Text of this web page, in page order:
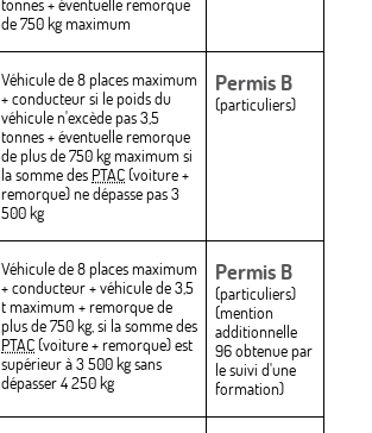
tonnes + éventuelle remorque
de 750 kg maximum
Véhicule de 8 places maximum
+ conducteur si le poids du
véhicule n'excède pas 3,5
tonnes + éventuelle remorque
de plus de 750 kg maximum si
la somme des PTAC(voiture +
remorque) ne dépasse pas 3
500 kg
Permis B
(particuliers)
Véhicule de 8 places maximum
+ conducteur + véhicule de 3,5
t maximum + remorque de
plus de 750 kg, si la somme des
PTAC(voiture + remorque) est
supérieur à 3 500 kg sans
dépasser 4 250 kg
Permis B
(particuliers)
(mention
additionnelle
96 obtenue par
le suivi d'une
formation)